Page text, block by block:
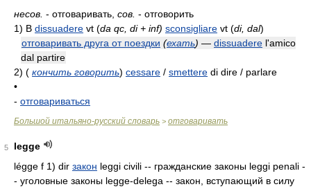
несов. - отговаривать, сов. - отговорить
1) В dissuadere vt (da qc, di + inf) sconsigliare vt (di, dal)
отговаривать друга от поездки (ехать) — dissuadere l'amico
dal partire
2) ( кончить говорить) cessare / smettere di dire / parlare
•
- отговариваться
Большой итальяно-русский словарь > отговаривать
5
legge
légge f 1) dir закон leggi civili -- гражданские законы leggi penali -
- уголовные законы legge-delega -- закон, вступающий в силу